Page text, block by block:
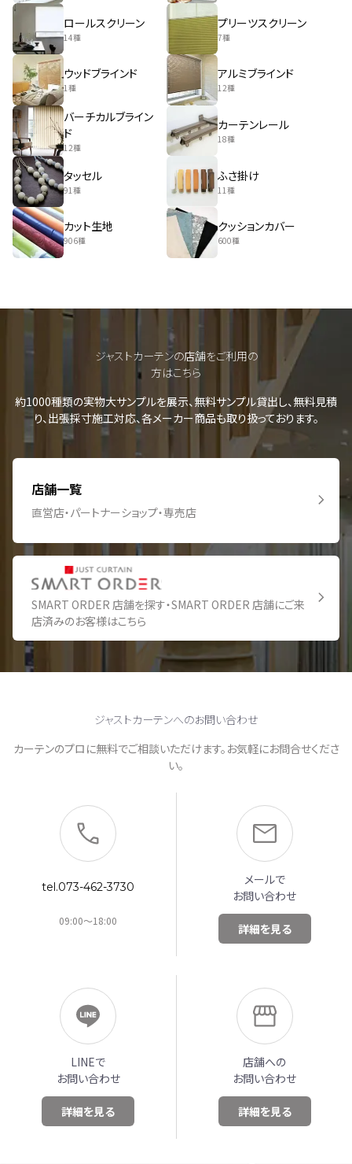
ロールスクリーン
14種
プリーツスクリーン
7種
ウッドブラインド
1種
アルミブラインド
12種
バーチカルブライン
ド
12種
カーテンレール
18種
タッセル
91種
ふさ掛け
11種
カット生地
906種
クッションカバー
600種
ジャストカーテンの店舗をご利用の
方はこちら
約1000種類の実物大サンプルを展示、無料サンプル貸出し、無料見積
り、出張採寸施工対応、各メーカー商品も取り扱っております。
店舗一覧
直営店・パートナーショップ・専売店
SMART ORDER 店舗を探す・SMART ORDER 店舗にご来
店済みのお客様はこちら
ジャストカーテンへのお問い合わせ
カーテンのプロに無料でご相談いただけます。お気軽にお問合せくださ
い。
tel.073-462-3730
09:00～18:00
メールで
お問い合わせ
詳細を見る
LINEで
お問い合わせ
詳細を見る
店舗への
お問い合わせ
詳細を見る